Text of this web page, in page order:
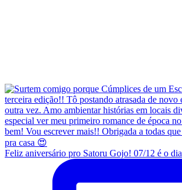
Feliz aniversário pro Satoru Gojo! 07/12 é o dia